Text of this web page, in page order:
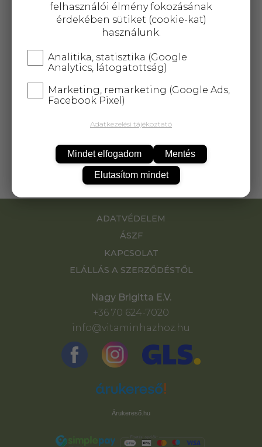
6 157 Ft
KOSÁRBA
felett5 kg-igingyenes kiszállítás!
ADATVÉDELEM
ÁSZF
KAPCSOLAT
ELÁLLÁS A SZERZŐDÉSTŐL
Nagy Brigitta E.V.
+36 70 624-7020
info@vitaminhazhoz.hu
Árukereső.hu
felhasználói élmény fokozásának
érdekében sütiket (cookie-kat)
használunk.
Analitika, statisztika (Google
Analytics, látogatottság)
Marketing, remarketing (Google Ads,
Facebook Pixel)
Adatkezelési tájékoztató
Mindet elfogadom Mentés
Elutasítom mindet